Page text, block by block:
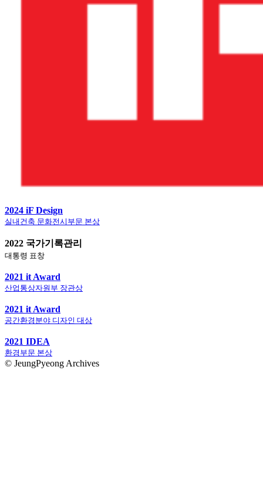
2024 iF Design
실내건축 문화전시부문 본상
2022 국가기록관리
대통령 표창
2021 it Award
산업통상자원부 장관상
2021 it Award
공간환경분야 디자인 대상
2021 IDEA
환경부문 본상
© JeungPyeong Archives